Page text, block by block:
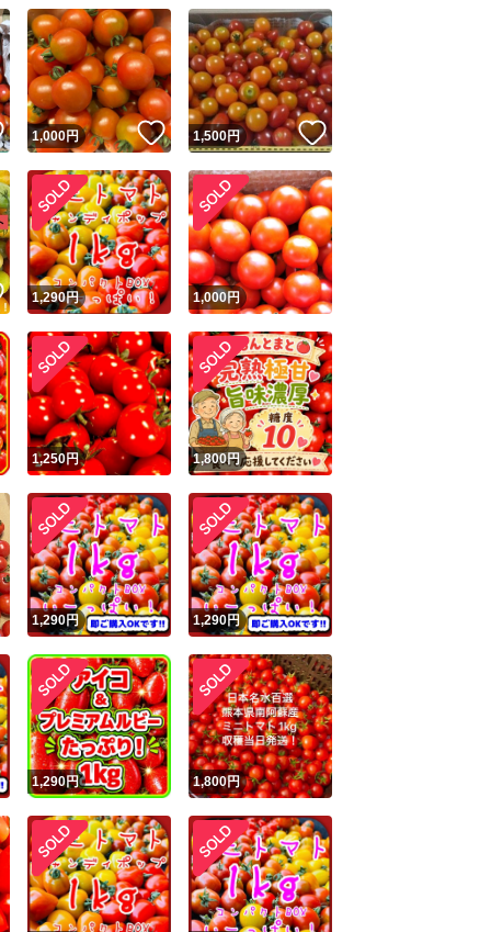
Yahoo!フリマが定めた一定の基準を満たしたユーザーにバッジを付与し
安心取引出品者
安心取引出品者 Yahoo!フリマの基準をクリアした安心・安全なユ
取引実績
取引実績◯+ このユーザーはYahoo!フリマの取引を完了させた
他フリマ実績◯+ このユーザーは他フリマサービスでの取引実績があ
スピード&安心発送
※このバッジは実績に基づく表示であり、発送を保証しているものではありません
スピード＆安心発送
このユーザーは高頻度で24時間以内＆設定した発
ます
スピード発送 このユーザーは高頻度で24時間以内に発送していま
安心発送 このユーザーは設定した発送日数内に発送していま
この商品の情報をコピーします
商品画像の無断転載は禁止されています
コピーは1商品につき1回です
出品ページへ
キャンセル
いいね！
1,000円 いいね！
1,500円 いいね！
いいね！
1,290円 1,000円
1,250円 1,800円
1,290円 1,290円
1,290円 1,800円